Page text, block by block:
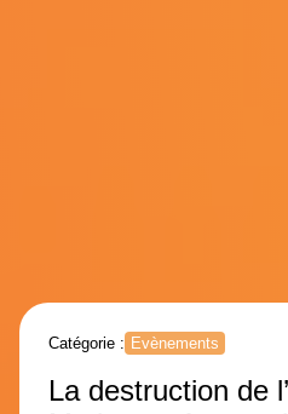
Catégorie : Evènements
La destruction de